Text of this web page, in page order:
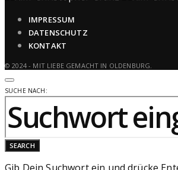
IMPRESSUM
DATENSCHUTZ
KONTAKT
© 2024 - MIT LIEBE GEMACHT IN OLDENBURG.
SUCHE NACH:
SEARCH